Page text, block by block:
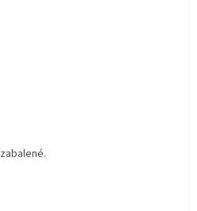
je 5 z 5 hvězdiček.
je 5 z 5 hvězdiček.
je 5 z 5 hvězdiček.